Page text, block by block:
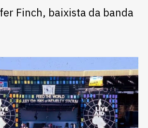
Finch, baixista da banda
concorrer:
para início de curso
a partir do 2º ano de curso